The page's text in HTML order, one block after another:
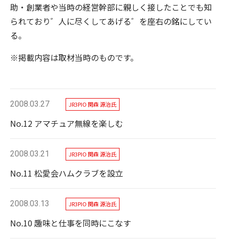
助・創業者や当時の経営幹部に親しく接したことでも知
られており゛人に尽くしてあげる゛を座右の銘にしてい
る。
※掲載内容は取材当時のものです。
2008.03.27 JR3PIO 関森 源治氏
No.12 アマチュア無線を楽しむ
2008.03.21 JR3PIO 関森 源治氏
No.11 松愛会ハムクラブを設立
2008.03.13 JR3PIO 関森 源治氏
No.10 趣味と仕事を同時にこなす